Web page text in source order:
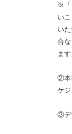
※「
い
い
合
ます
②本
ケ
③デ